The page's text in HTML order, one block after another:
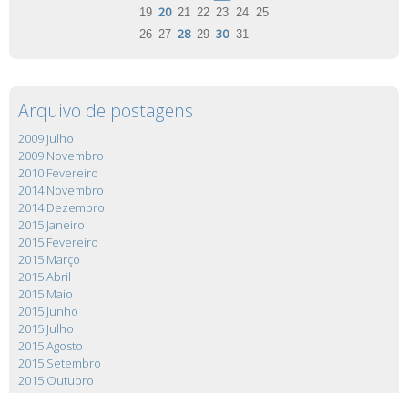
19 20 21 22 23 24 25
26 27 28 29 30 31
Arquivo de postagens
2009 Julho
2009 Novembro
2010 Fevereiro
2014 Novembro
2014 Dezembro
2015 Janeiro
2015 Fevereiro
2015 Março
2015 Abril
2015 Maio
2015 Junho
2015 Julho
2015 Agosto
2015 Setembro
2015 Outubro